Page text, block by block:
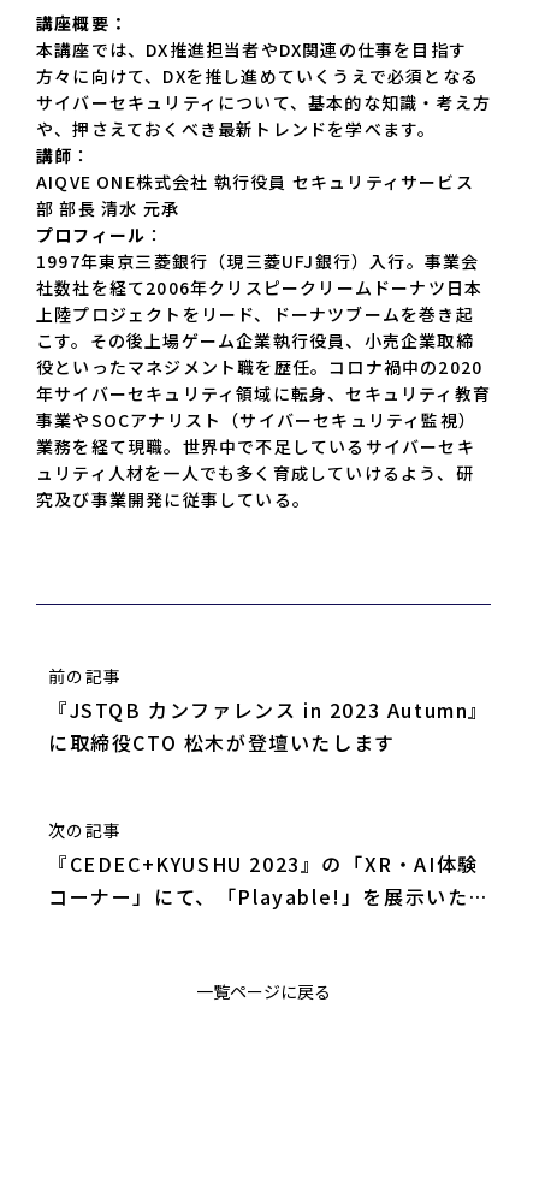
講座概要：
本講座では、DX推進担当者やDX関連の仕事を目指す
方々に向けて、DXを推し進めていくうえで必須となる
サイバーセキュリティについて、基本的な知識・考え方
や、押さえておくべき最新トレンドを学べます。
講師 ：
AIQVE ONE株式会社 執行役員 セキュリティサービス
部 部長 清水 元承
プロフィール ：
1997年東京三菱銀行（現三菱UFJ銀行）入行。事業会
社数社を経て2006年クリスピークリームドーナツ日本
上陸プロジェクトをリード、ドーナツブームを巻き起
こす。その後上場ゲーム企業執行役員、小売企業取締
役といったマネジメント職を歴任。コロナ禍中の2020
年サイバーセキュリティ領域に転身、セキュリティ教育
事業やSOCアナリスト（サイバーセキュリティ監視）
業務を経て現職。世界中で不足しているサイバーセキ
ュリティ人材を一人でも多く育成していけるよう、研
究及び事業開発に従事している。
前の記事
『JSTQB カンファレンス in 2023 Autumn』
に取締役CTO 松木が登壇いたします
次の記事
『CEDEC+KYUSHU 2023』の「XR・AI体験
コーナー」にて、「Playable!」を展示いたし
一覧ページに戻る